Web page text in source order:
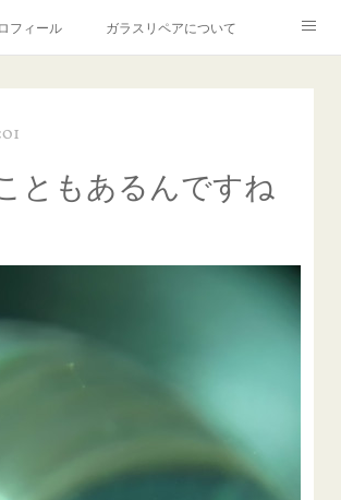
フィール ガラスリペアについて
て
建築ガラスキズ取り・研磨・磨き
ガラストリートメント『アクアペル』
が伸びた場合は？
ともあるんですね